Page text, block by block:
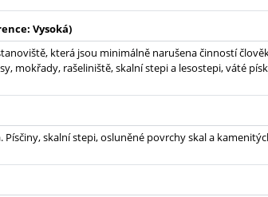
Vysoká)
která jsou minimálně narušena činností
mokřady, rašeliniště, skalní stepi a lesostepi, váté
Písčiny, skalní stepi, osluněné povrchy skal a